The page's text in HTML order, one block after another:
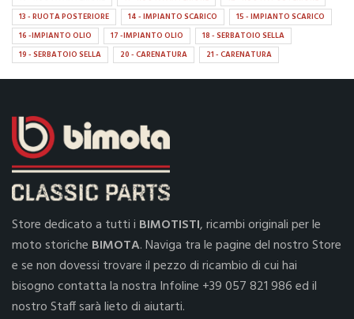
13 - RUOTA POSTERIORE
14 - IMPIANTO SCARICO
15 - IMPIANTO SCARICO
16 -IMPIANTO OLIO
17 -IMPIANTO OLIO
18 - SERBATOIO SELLA
19 - SERBATOIO SELLA
20 - CARENATURA 21 - CARENATURA
Store dedicato a tutti i BIMOTISTI, ricambi originali per le
moto storiche BIMOTA. Naviga tra le pagine del nostro Store
e se non dovessi trovare il pezzo di ricambio di cui hai
bisogno contatta la nostra Infoline +39 057 821 986 ed il
nostro Staff sarà lieto di aiutarti.